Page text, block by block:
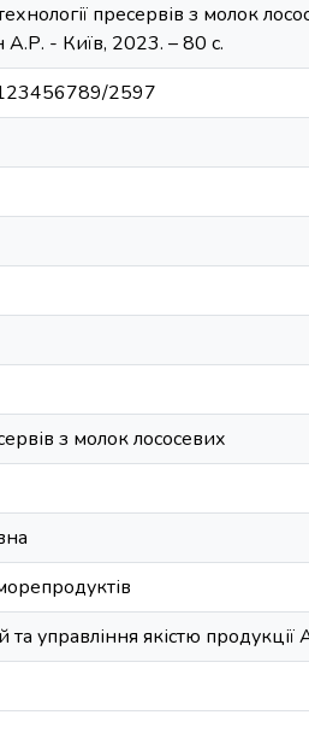
пресервів з молок
А.Р. - Київ, 2023. – 80 с.
123456789/2597
з молок лососевих
та управління якістю